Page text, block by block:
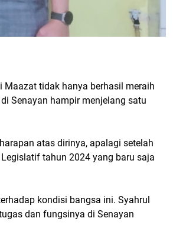
Maazat tidak hanya berhasil meraih
Senayan hampir menjelang satu
atas dirinya, apalagi setelah
tahun 2024 yang baru saja
kondisi bangsa ini. Syahrul
dan fungsinya di Senayan